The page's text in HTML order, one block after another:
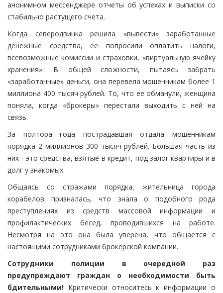
анонимном мессенджере отчеты об успехах и выписки со
стабильно растущего счета.
Когда северодвинка решила «вывести» заработанные
денежные средства, ее попросили оплатить налоги,
всевозможные комиссии и страховки, «виртуальную ячейку
хранения». В общей сложности, пытаясь забрать
«заработанные» деньги, она перевела мошенникам более 1
миллиона 400 тысяч рублей. То, что ее обманули, женщина
поняла, когда «брокеры» перестали выходить с ней на
связь.
За полтора года пострадавшая отдала мошенникам
порядка 2 миллионов 300 тысяч рублей. Большая часть из
них - это средства, взятые в кредит, под залог квартиры и в
долг у знакомых.
Общаясь со стражами порядка, жительница города
корабелов призналась, что знала о подобного рода
преступлениях из средств массовой информации и
профилактических бесед, проводившихся на работе.
Несмотря на это она была уверена, что общается с
настоящими сотрудниками брокерской компании.
Сотрудники полиции в очередной раз
предупреждают граждан о необходимости быть
бдительными! Критически относитесь к информации о